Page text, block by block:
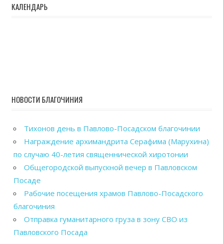
КАЛЕНДАРЬ
НОВОСТИ БЛАГОЧИНИЯ
Тихонов день в Павлово-Посадском благочинии
Награждение архимандрита Серафима (Марухина)
по случаю 40-летия священнической хиротонии
Общегородской выпускной вечер в Павловском
Посаде
Рабочие посещения храмов Павлово-Посадского
благочиния
Отправка гуманитарного груза в зону СВО из
Павловского Посада